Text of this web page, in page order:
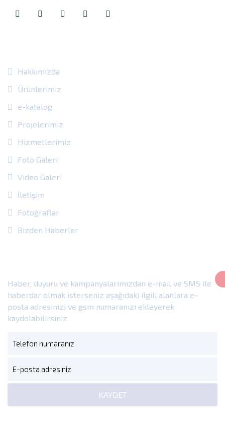
Hakkımızda
Ürünlerimiz
e-katalog
Projelerimiz
Hizmetlerimiz
Foto Galeri
Video Galeri
İletişim
Fotoğraflar
Bizden Haberler
Haber, duyuru ve kampanyalarımızdan e-mail ve SMS ile
haberdar olmak isterseniz aşağıdaki ilgili alanlara e-
posta adresinizi ve gsm numaranızı ekleyerek
kaydolabilirsiniz.
KAYDET